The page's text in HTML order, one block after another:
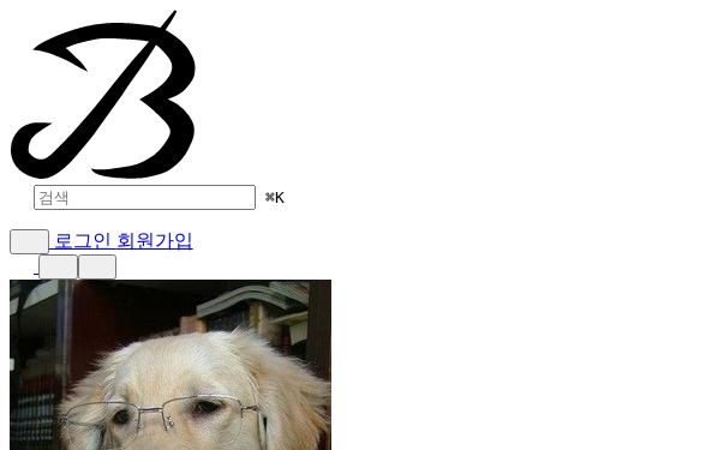
⌘K
로그인 회원가입